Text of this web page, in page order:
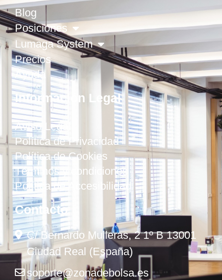
Blog
Posiciones
Lumaga System
Precios
Ayuda
Información Legal
Aviso Legal
Política de Privacidad
Política de Cookies
Términos y condiciones
Política de Accesibilidad
Contacto
C/ Bernardo Mulleras, 2 1º B 13001
Ciudad Real (España)
soporte@zonadebolsa.es